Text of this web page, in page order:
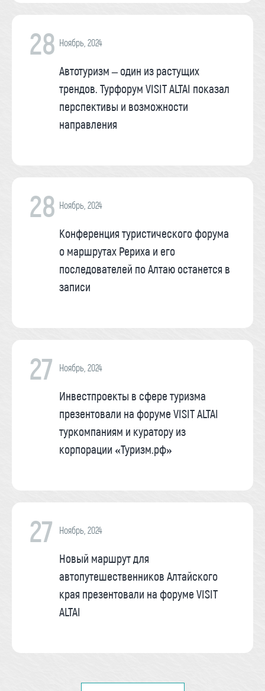
28 Ноябрь, 2024
Автотуризм – один из растущих
трендов. Турфорум VISIT ALTAI показал
перспективы и возможности
направления
28 Ноябрь, 2024
Конференция туристического форума
о маршрутах Рериха и его
последователей по Алтаю останется в
записи
27 Ноябрь, 2024
Инвестпроекты в сфере туризма
презентовали на форуме VISIT ALTAI
туркомпаниям и куратору из
корпорации «Туризм.рф»
27 Ноябрь, 2024
Новый маршрут для
автопутешественников Алтайского
края презентовали на форуме VISIT
ALTAI